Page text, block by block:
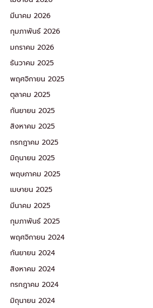
มีนาคม 2026
กุมภาพันธ์ 2026
มกราคม 2026
ธันวาคม 2025
พฤศจิกายน 2025
ตุลาคม 2025
กันยายน 2025
สิงหาคม 2025
กรกฎาคม 2025
มิถุนายน 2025
พฤษภาคม 2025
เมษายน 2025
มีนาคม 2025
กุมภาพันธ์ 2025
พฤศจิกายน 2024
กันยายน 2024
สิงหาคม 2024
กรกฎาคม 2024
มิถุนายน 2024